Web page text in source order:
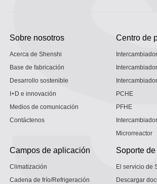
Sobre nosotros
Acerca de Shenshi
Base de fabricación
Desarrollo sostenible
I+D e innovación
Medios de comunicación
Contáctenos
Centro de
PCHE
PFHE
Microrreactor
Campos de aplicación
Climatización
Cadena de frío/Refrigeración
Soporte
El servicio de
Descargar